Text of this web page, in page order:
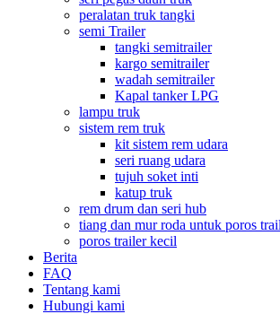
peralatan truk tangki
semi Trailer
tangki semitrailer
kargo semitrailer
wadah semitrailer
Kapal tanker LPG
lampu truk
sistem rem truk
kit sistem rem udara
seri ruang udara
tujuh soket inti
katup truk
rem drum dan seri hub
tiang dan mur roda untuk poros
poros trailer kecil
Berita
FAQ
Tentang kami
Hubungi kami